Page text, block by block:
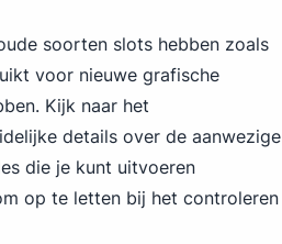
soorten slots hebben zoals
voor nieuwe grafische
Kijk naar het
details over de aanwezige
die je kunt uitvoeren
op te letten bij het controleren